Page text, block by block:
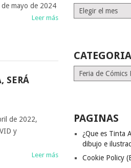
mayo de 2024
Leer más
SERÁ
de 2022,
y
Leer más
ALL
MONTHS
Categorias
PAGINAS
¿Que es Tinta
dibujo e
Cookie Policy